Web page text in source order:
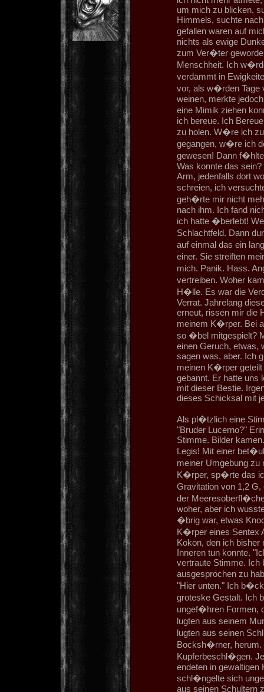
um mich zu blicken,
Himmels, suchte
gefallen waren auf
nichts als ewige
zum Ver�ter
Menschheit. Ich
verdammt in
vor, als w�rden Tage
weinen, merkte
eine Mimik ziehen
ich bereue. Ich
zu holen. W�re ich
gegangen, w�re ich
gewesen! Dann
Was konnte das
Arm, jedenfalls dort
schreien, ich
geh�rte mir nicht
nach ihm. Ich fand
ich hatte �berlebt!
Schlachtfeld. Dann
auf einmal das ein
einer. Sie streiften
mich. Panik. Hass.
vertreiben. Woher
H�lle. Es war die
Verrat. Jahrelang
erneut, rissen mir die
meinem K�rper. Bei
so �bel mitgespielt?
einen Geruch, etwas,
sagen was, aber. Ich
meinen K�rper geteilt
gebannt. Er hatte uns
mit dieser Bestie.
dieses Schicksal mit
Als pl�tzlich eine
"Bruder Lucerno?"
Stimme. Bilder
Legis! Mit einer
meiner Umgebung
K�rper, sp�rte das
Gravitation von 1,2
der
woher, aber ich
�brig war, etwas
K�rper eines Sentex
Kokon, den ich bisher
Inneren tun konnte.
vertraute Stimme. Ich
ausgesprochen zu
"Hier unten." Ich
groteske Gestalt. Ich
ungef�hren Formen,
lugten aus seinem
lugten aus seinen
Bocksh�rner, herum.
Kupferbeschl�gen.
endeten in gewaltigen
schl�ngelte sich
aus seinen Schultern